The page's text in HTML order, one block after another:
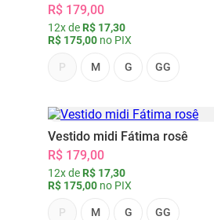
R$ 179,00
12x de R$ 17,30
R$ 175,00 no PIX
P M G GG
Vestido midi Fátima rosê
R$ 179,00
12x de R$ 17,30
R$ 175,00 no PIX
P M G GG